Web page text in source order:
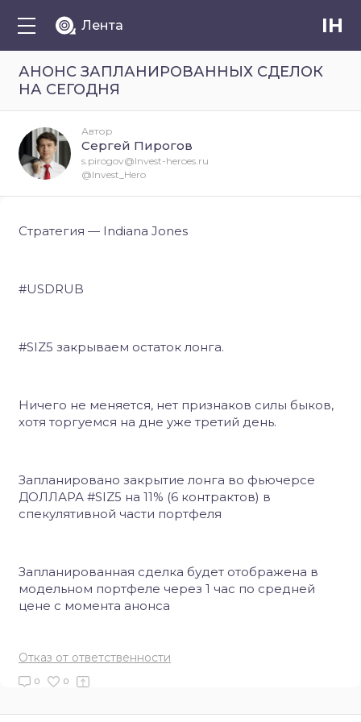
Лента IH
АНОНС ЗАПЛАНИРОВАННЫХ СДЕЛОК
НА СЕГОДНЯ
Стратегия — Indiana Jones
#USDRUB
#SIZ5 закрываем остаток лонга.
Ничего не меняется, нет признаков силы быков,
хотя торгуемся на дне уже третий день.
Запланировано закрытие лонга во фьючерсе
ДОЛЛАРА #SIZ5 на 11% (6 контрактов) в
спекулятивной части портфеля
Запланированная сделка будeт отображена в
модельном портфеле через 1 час по средней
цене с момента анонса
Отказ от ответственности
0 0
Автор
Сергей Пирогов
s.pirogov@Invest-heroes.ru
@Invest_Hero